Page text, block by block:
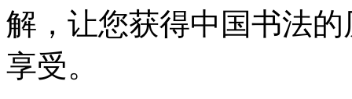
解，让您获得中国书法
享受。